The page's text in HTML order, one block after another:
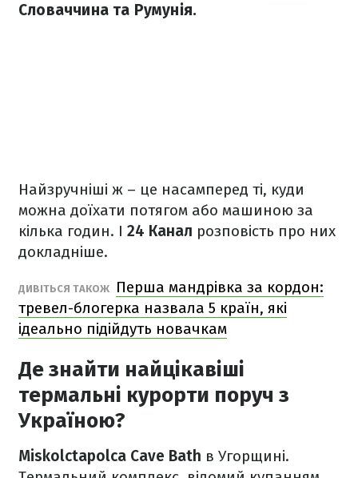
Словаччина та Румунія.
Найзручніші ж – це насамперед ті, куди
можна доїхати потягом або машиною за
кілька годин. І 24 Канал розповість про них
докладніше.
ДИВІТЬСЯ ТАКОЖ
Перша мандрівка за кордон:
тревел-блогерка назвала 5 країн, які
ідеально підійдуть новачкам
Де знайти найцікавіші
термальні курорти поруч з
Україною?
Miskolctapolca Cave Bath в Угорщині.